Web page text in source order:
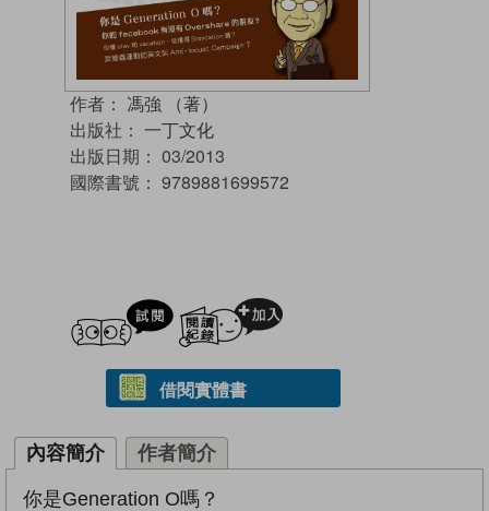
作者： 馮強 （著）
出版社： 一丁文化
出版日期： 03/2013
國際書號： 9789881699572
試閲
借閱實體書
內容簡介 作者簡介
你是Generation O嗎？